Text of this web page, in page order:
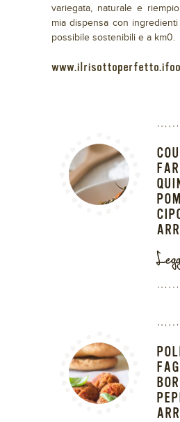
variegata, naturale e
mia dispensa con
possibile sostenibili e a km0.